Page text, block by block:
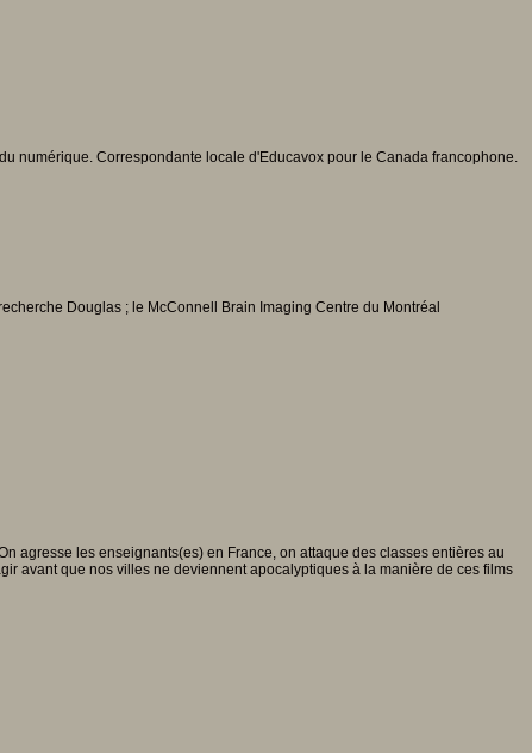
numérique. Correspondante locale d'Educavox pour le Canada francophone.
Douglas ; le McConnell Brain Imaging Centre du Montréal
agresse les enseignants(es) en France, on attaque des classes entières au
avant que nos villes ne deviennent apocalyptiques à la manière de ces films